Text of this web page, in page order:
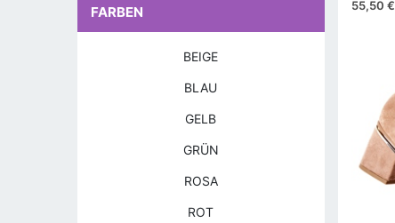
55,50 €
FARBEN
BEIGE
BLAU
GELB
GRÜN
ROSA
ROT